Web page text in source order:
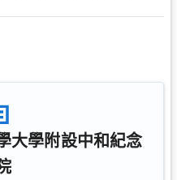
大學附設中和紀念